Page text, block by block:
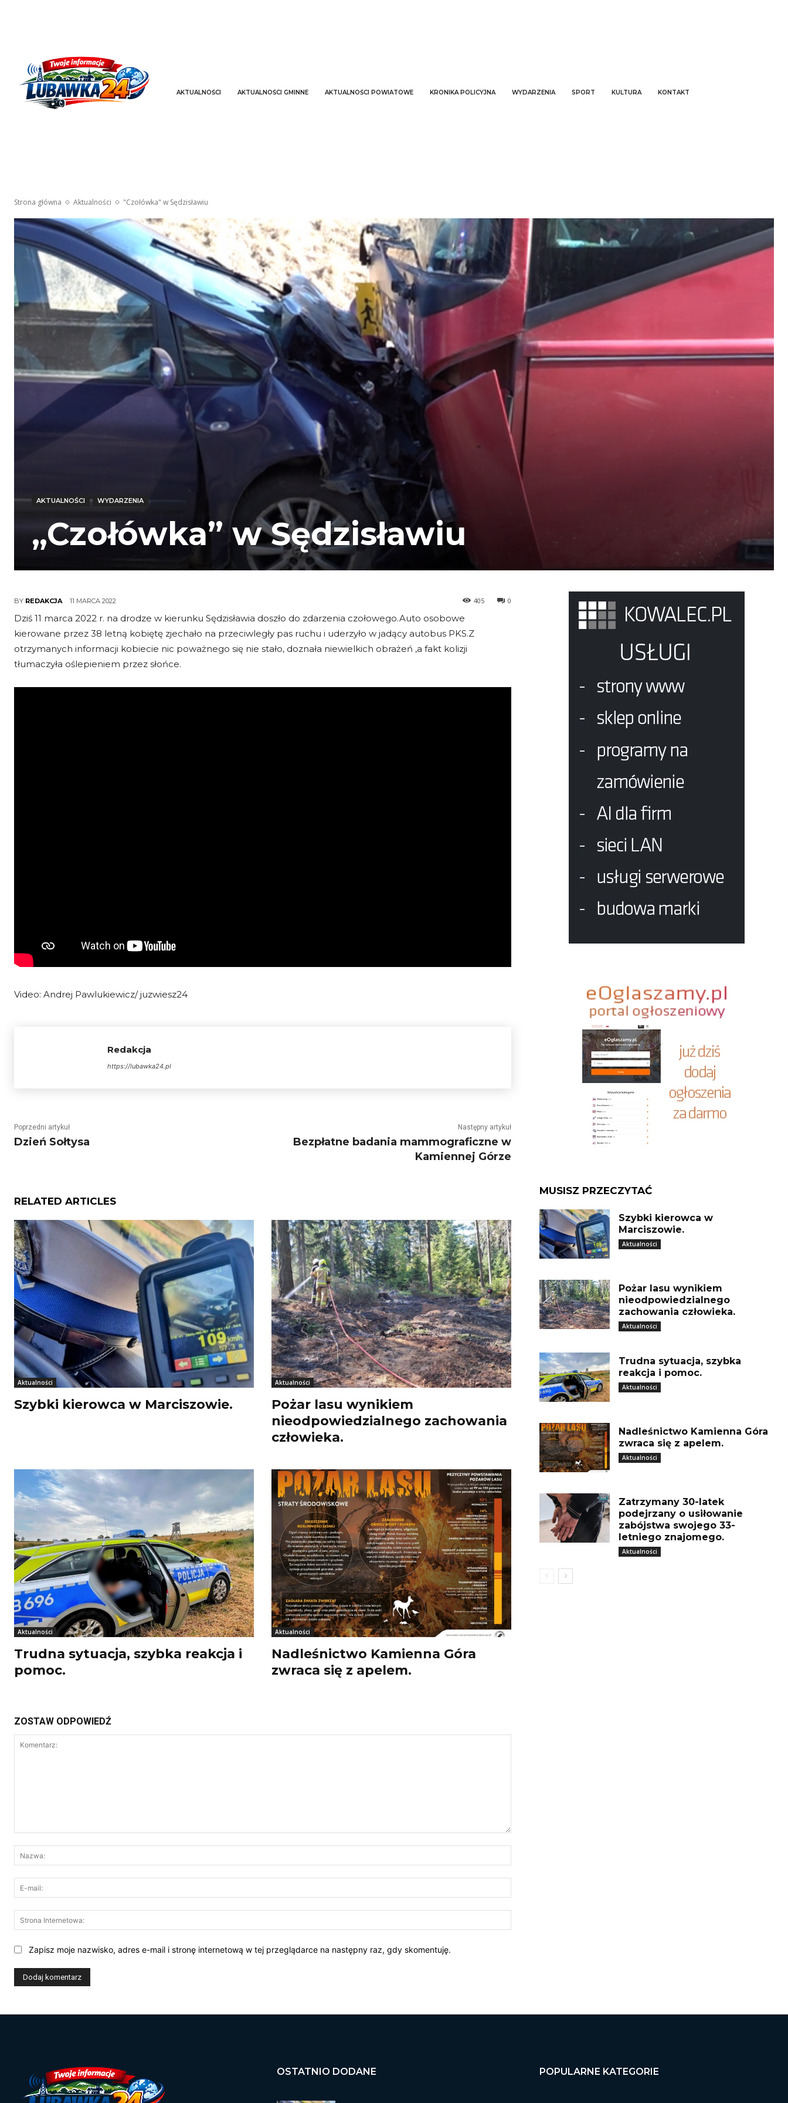
AKTUALNOŚCI AKTUALNOŚCI GMINNE AKTUALNOŚCI POWIATOWE KRONIKA POLICYJNA WYDARZENIA SPORT KULTURA KONTAKT
Strona główna Aktualności "Czołówka" w Sędzisławiu
AKTUALNOŚCI WYDARZENIA
„Czołówka” w Sędzisławiu
BY REDAKCJA 11 MARCA 2022 0
405
Dziś 11 marca 2022 r. na drodze w kierunku Sędzisławia doszło do zdarzenia czołowego.Auto osobowe
kierowane przez 38 letną kobiętę zjechało na przeciwległy pas ruchu i uderzyło w jadący autobus PKS.Z
otrzymanych informacji kobiecie nic poważnego się nie stało, doznała niewielkich obrażeń ,a fakt kolizji
tłumaczyła oślepieniem przez słońce.
Video: Andrej Pawlukiewicz/ juzwiesz24
Redakcja
https://lubawka24.pl
Poprzedni artykuł
Dzień Sołtysa
Następny artykuł
Bezpłatne badania mammograficzne w
Kamiennej Górze
RELATED ARTICLES
Aktualności
Szybki kierowca w Marciszowie.
Aktualności
Pożar lasu wynikiem
nieodpowiedzialnego zachowania
człowieka.
Aktualności
Trudna sytuacja, szybka reakcja i
pomoc.
Aktualności
Nadleśnictwo Kamienna Góra
zwraca się z apelem.
ZOSTAW ODPOWIEDŹ
mail:
Internetowa:
Zapisz moje nazwisko, adres e-mail i stronę internetową w tej przeglądarce na następny raz, gdy skomentuję.
MUSISZ PRZECZYTAĆ
Szybki kierowca w
Marciszowie.
Aktualności
Pożar lasu wynikiem
nieodpowiedzialnego
zachowania człowieka.
Aktualności
Trudna sytuacja, szybka
reakcja i pomoc.
Aktualności
Nadleśnictwo Kamienna Góra
zwraca się z apelem.
Aktualności
Zatrzymany 30-latek
podejrzany o usiłowanie
zabójstwa swojego 33-
letniego znajomego.
Aktualności
OSTATNIO DODANE POPULARNE KATEGORIE